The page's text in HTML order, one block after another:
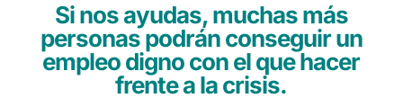
Si nos ayudas, muchas más
personas podrán conseguir un
empleo digno con el que hacer
frente a la crisis.